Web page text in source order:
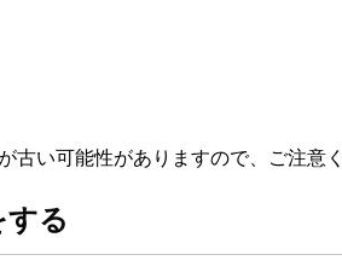
い可能性がありますので、ご注意く
る